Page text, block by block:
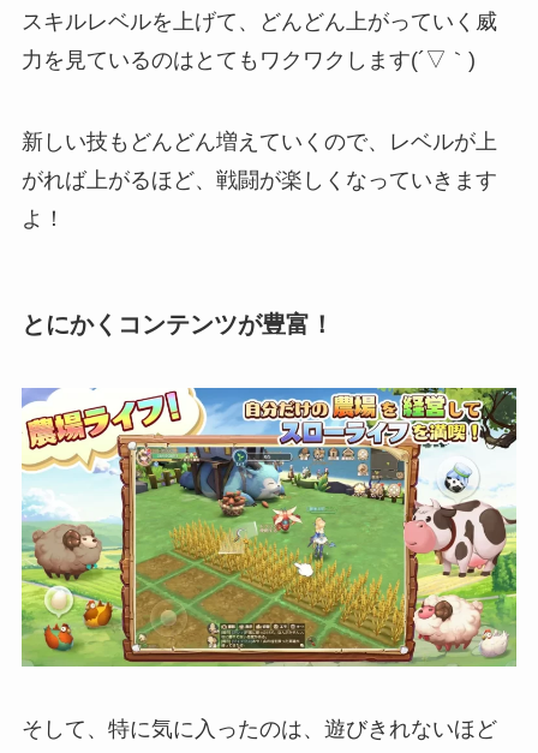
スキルレベルを上げて、どんどん上がっていく威
力を見ているのはとてもワクワクします(´▽｀)
新しい技もどんどん増えていく ので、レベルが上
がれば上がるほど、戦闘が楽しくなっていきます
よ！
とにかくコンテンツが豊富！
そして、特に気に入ったのは、 遊びきれないほど